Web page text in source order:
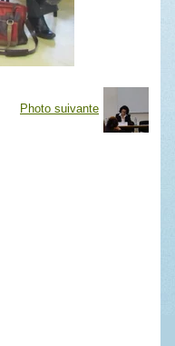
Photo suivante